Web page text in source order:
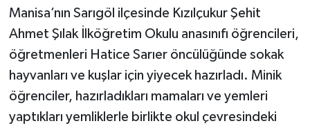
Manisa’nın Sarıgöl ilçesinde Kızılçukur Şehit
Ahmet Şılak İlköğretim Okulu anasınıfı öğrencileri,
öğretmenleri Hatice Sarıer öncülüğünde sokak
hayvanları ve kuşlar için yiyecek hazırladı. Minik
öğrenciler, hazırladıkları mamaları ve yemleri
yaptıkları yemliklerle birlikte okul çevresindeki